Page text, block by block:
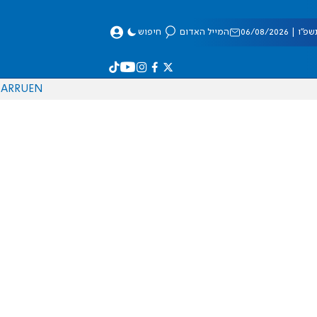
08/2026 המייל האדום חיפוש
EN
RU
AR